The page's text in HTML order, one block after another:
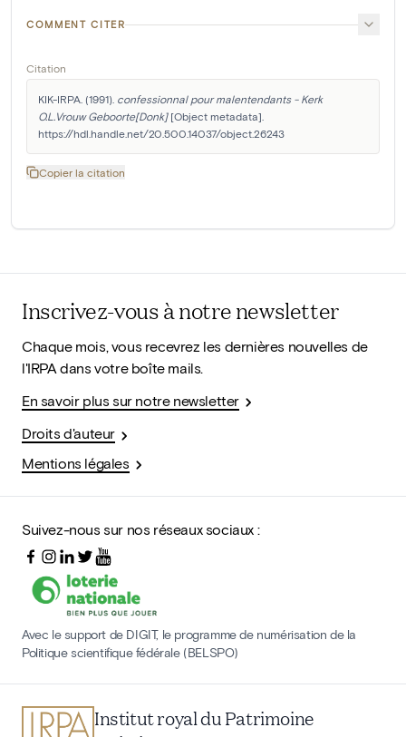
COMMENT CITER
Citation
KIK-IRPA. (1991). confessionnal pour malentendants - Kerk
O.L.Vrouw Geboorte[Donk] [Object metadata].
https://hdl.handle.net/20.500.14037/object.26243
Copier la citation
Inscrivez-vous à notre newsletter
Chaque mois, vous recevrez les dernières nouvelles de
l'IRPA dans votre boîte mails.
En savoir plus sur notre newsletter
Droits d'auteur
Mentions légales
Suivez-nous sur nos réseaux sociaux :
Avec le support de DIGIT, le programme de numérisation de la
Politique scientifique fédérale (BELSPO)
Institut royal du Patrimoine